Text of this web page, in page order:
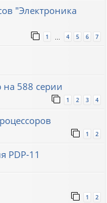
"Электроника
1 4 5 6 7
на 588 серии
1 2 3 4
1 2
PDP-11
1 2